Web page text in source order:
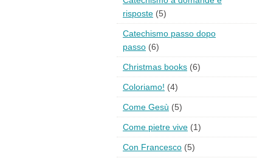
risposte (5)
Catechismo passo dopo
passo (6)
Christmas books (6)
Coloriamo! (4)
Come Gesù (5)
Come pietre vive (1)
Con Francesco (5)